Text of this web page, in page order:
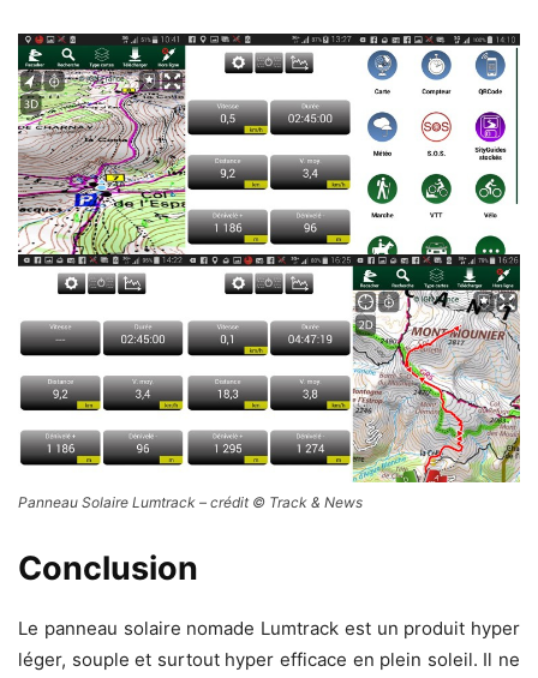
Panneau Solaire Lumtrack – crédit © Track & News
Conclusion
Le panneau solaire nomade Lumtrack est un produit hyper
léger, souple et surtout hyper efficace en plein soleil. Il ne